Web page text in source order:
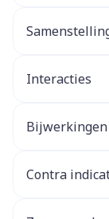
Interacties
Bijwerkingen
Contra